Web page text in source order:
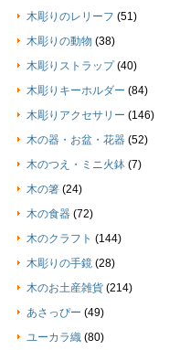
木彫りのレリーフ (51)
木彫りの動物 (38)
木彫りストラップ (40)
木彫りキーホルダー (84)
木彫りアクセサリー (146)
木の器・お盆・花器 (52)
木のつえ・ミニ火鉢 (7)
木の箸 (24)
木の食器 (72)
木のクラフト (144)
木彫りの手鏡 (28)
木のお土産雑貨 (214)
あさっぴー (49)
ユーカラ織 (80)